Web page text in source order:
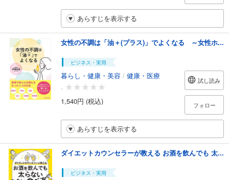
あらすじを表示する
女性の不調は「油＋(プラス)」でよくなる ～女性ホ...
ビジネス・実用
暮らし・健康・美容 / 健康・医療
-
1,540円 (税込)
試し読み
フォロー
あらすじを表示する
ダイエットカウンセラーが教える お酒を飲んでも 太...
ビジネス・実用